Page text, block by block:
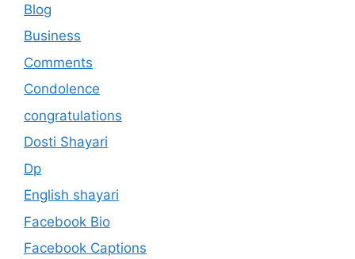
Blog
Business
Comments
Condolence
congratulations
Dosti Shayari
Dp
English shayari
Facebook Bio
Facebook Captions